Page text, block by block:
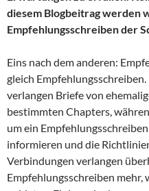
diesem Blogbeitrag werden
Empfehlungsschreiben der
Eins nach dem anderen:
gleich
verlangen Briefe von
bestimmten Chapters,
um ein
informieren und die
Verbindungen verlangen
Empfehlungsschreiben mehr,